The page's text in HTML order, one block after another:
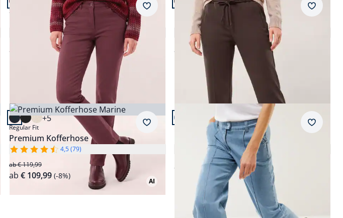
Passform Slim Fit.
AI
Slim Fit
Extraglatt Baumwollhose Slim Fit
4,8 (66)
ab
Merkzettel
Passform Regular Fit.
Regular Fit
Premium Jerseyhose
ab € 119,99
Artikel 7 von 20.
Passform Regular Fit.
+5
Regular Fit
Premium Kofferhose
4,5 (79)
ab € 119,99
ab € 109,99 (-8%)
Merkzettel
Artikel 8 von 20.
Passform Regular Fit.
Regular Fit
Marlene Jeans mit Biese
4,7 (42)
ab € 129,99